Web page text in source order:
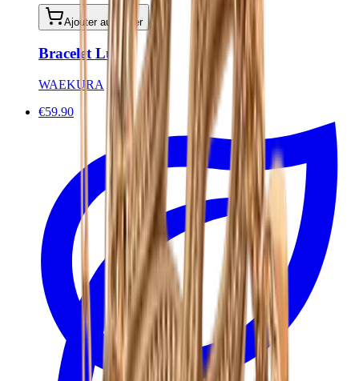
Ajouter au panier
Bracelet Luce
WAEKURA
€59.90